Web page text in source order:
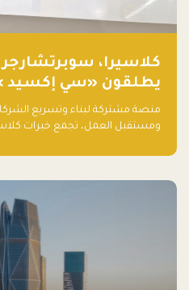
كلاسيرا،
يطلقون «سي إكسيد »
تقنيات التعليم
منصة مشتركة لبناء وتسريع
ومستقبل العمل، تجمع خبرات
العالمية.